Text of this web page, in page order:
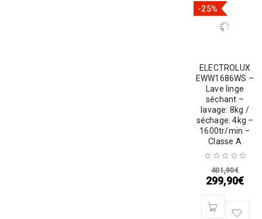
-25%
ELECTROLUX
EWW1686WS –
Lave linge
séchant –
lavage: 8kg /
séchage: 4kg –
1600tr/min –
Classe A
401,90€
299,90€